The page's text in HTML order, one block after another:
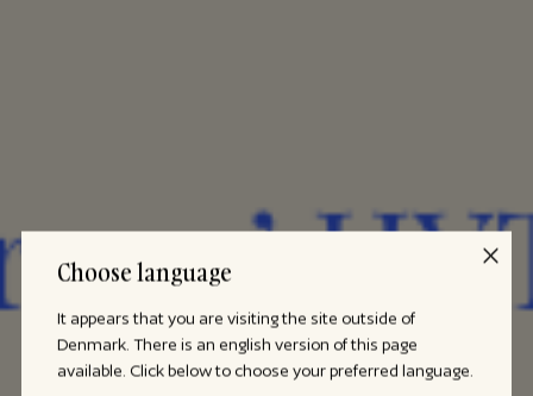
Choose language
It appears that you are visiting the site outside of
Denmark. There is an english version of this page
available. Click below to choose your preferred language.